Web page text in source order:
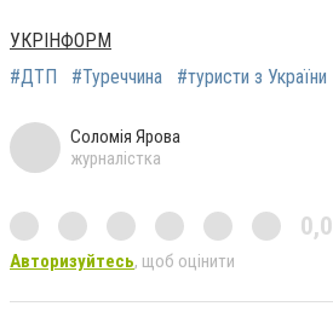
УКРІНФОРМ
#ДТП
#Туреччина #туристи з України
Соломія Ярова
журналістка
0,0
Авторизуйтесь, щоб оцінити